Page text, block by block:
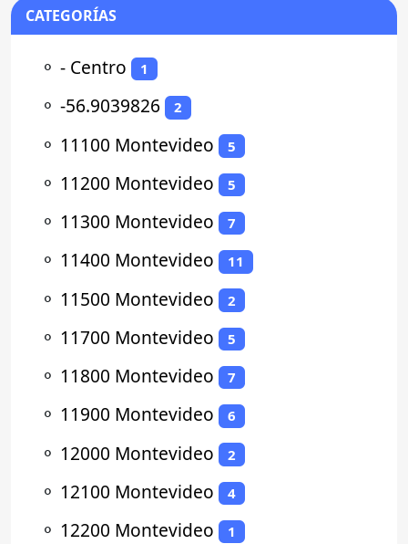
CATEGORÍAS
⚬ - Centro 1
⚬ -56.9039826 2
⚬ 11100 Montevideo 5
⚬ 11200 Montevideo 5
⚬ 11300 Montevideo 7
⚬ 11400 Montevideo 11
⚬ 11500 Montevideo 2
⚬ 11700 Montevideo 5
⚬ 11800 Montevideo 7
⚬ 11900 Montevideo 6
⚬ 12000 Montevideo 2
⚬ 12100 Montevideo 4
⚬ 12200 Montevideo 1